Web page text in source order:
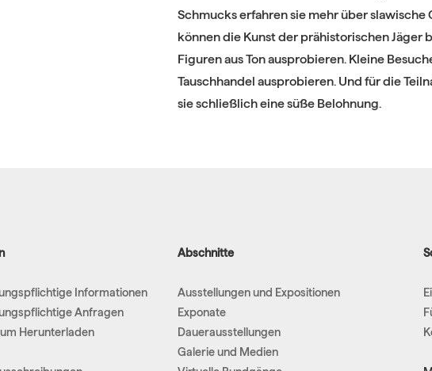
Schmucks erfahren sie mehr über
können die Kunst der prähistorischen Jäger
Figuren aus Ton ausprobieren. Kleine
Tauschhandel ausprobieren. Und für die
sie schließlich eine süße Belohnung.
Informationen
Anfragen
Herunterladen
Abschnitte
Ausstellungen und Expositionen
Exponate
Dauerausstellungen
Galerie und Medien